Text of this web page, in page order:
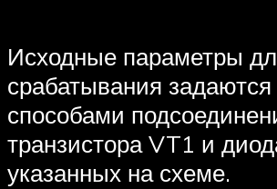
Исходные параметры
срабатывания
способами
транзистора VT1 и
указанных на схеме.